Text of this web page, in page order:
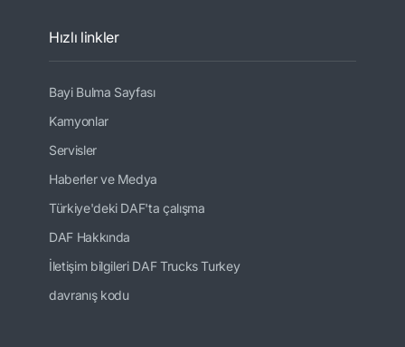
Hızlı linkler
Bayi Bulma Sayfası
Kamyonlar
Servisler
Haberler ve Medya
Türkiye'deki DAF'ta çalışma
DAF Hakkında
İletişim bilgileri DAF Trucks Turkey
davranış kodu